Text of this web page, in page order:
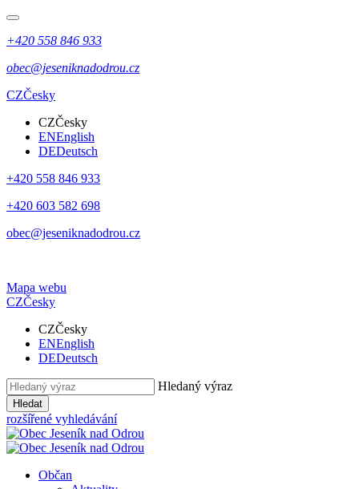
+420 558 846 933
obec@jeseniknadodrou.cz
CZČesky
CZČesky
ENEnglish
DEDeutsch
+420 558 846 933
+420 603 582 698
obec@jeseniknadodrou.cz
Mapa webu
CZČesky
CZČesky
ENEnglish
DEDeutsch
Hledaný výraz
Hledat
rozšířené vyhledávání
Občan